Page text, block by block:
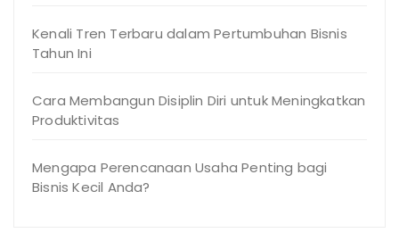
Kenali Tren Terbaru dalam Pertumbuhan Bisnis
Tahun Ini
Cara Membangun Disiplin Diri untuk Meningkatkan
Produktivitas
Mengapa Perencanaan Usaha Penting bagi
Bisnis Kecil Anda?